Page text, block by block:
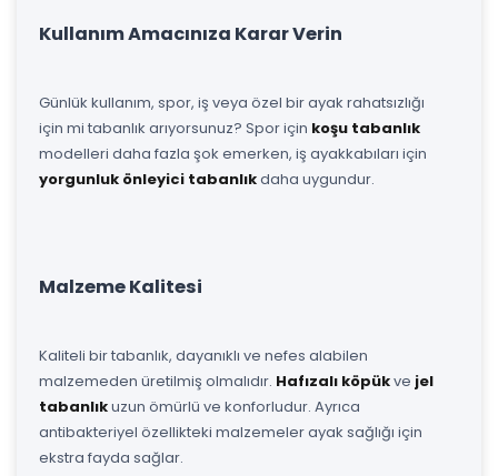
Kullanım Amacınıza Karar Verin
Günlük kullanım, spor, iş veya özel bir ayak rahatsızlığı
için mi tabanlık arıyorsunuz? Spor için koşu tabanlık
modelleri daha fazla şok emerken, iş ayakkabıları için
yorgunluk önleyici tabanlıkdaha uygundur.
Malzeme Kalitesi
Kaliteli bir tabanlık, dayanıklı ve nefes alabilen
malzemeden üretilmiş olmalıdır. Hafızalı köpükve jel
tabanlıkuzun ömürlü ve konforludur. Ayrıca
antibakteriyel özellikteki malzemeler ayak sağlığı için
ekstra fayda sağlar.